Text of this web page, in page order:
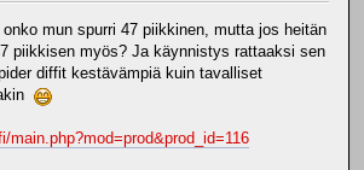
mun spurri 47 piikkinen, mutta jos heitän
piikkisen myös? Ja käynnistys rattaaksi sen
diffit kestävämpiä kuin tavalliset
main.php?mod=prod&prod_id=116